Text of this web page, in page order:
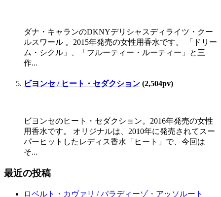
ダナ・キャランのDKNYデリシャスディライツ・クー
ルスワール 。2015年発売の女性用香水です。 「ドリー
ム・シクル」、「フルーティー・ルーティー」と三
作...
ビヨンセ / ヒート・セダクション (2,504pv)
ビヨンセのヒート・セダクション。2016年発売の女性
用香水です。 オリジナルは、2010年に発売されてスー
パーヒットしたレディス香水「ヒート」で、今回は
そ...
最近の投稿
ロベルト・カヴァリ / パラディーゾ・アッソルート